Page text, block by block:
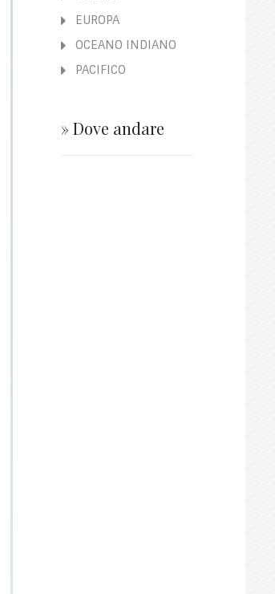
EUROPA
OCEANO INDIANO
PACIFICO
» Dove andare